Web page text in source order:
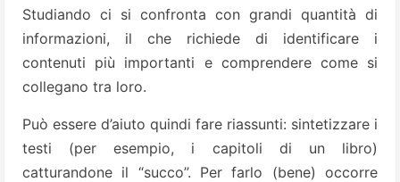
Studiando ci si confronta con grandi quantità di
informazioni, il che richiede di identificare i
contenuti più importanti e comprendere come si
collegano tra loro.
Può essere d’aiuto quindi fare riassunti: sintetizzare i
testi (per esempio, i capitoli di un libro)
catturandone il “succo”. Per farlo (bene) occorre